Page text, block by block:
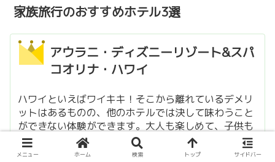
家族旅行のおすすめホテル3選
アウラニ・ディズニーリゾート&スパ
コオリナ・ハワイ
ハワイといえばワイキキ！そこから離れているデメリ
ットはあるものの、他のホテルでは決して味わうこと
ができない体験ができます。大人も楽しめて、子供も
楽しめるのはアウラニならでわ。
メニュー ホーム 検索 トップ サイドバー